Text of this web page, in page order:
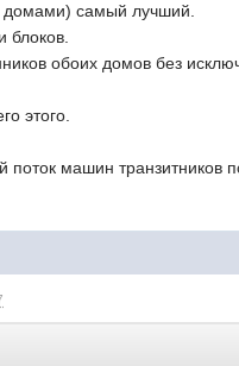
домами) самый лучший.
блоков.
обоих домов без
этого.
поток машин транзитников